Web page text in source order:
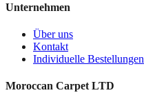
Unternehmen
Über uns
Kontakt
Individuelle Bestellungen
Moroccan Carpet LTD